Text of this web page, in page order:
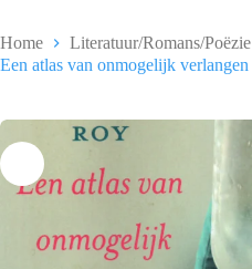
Home
Literatuur/Romans/Poëzie
Een atlas van onmogelijk verlangen